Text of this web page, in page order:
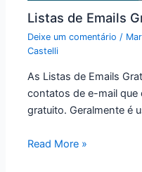
Listas de Emails
Deixe um comentário /
Castelli
As Listas de Emails
contatos de e-mail que
gratuito. Geralmente é
Read More »